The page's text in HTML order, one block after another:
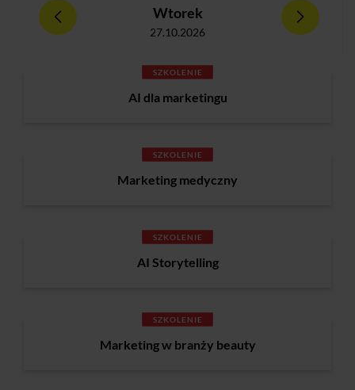
Wtorek
27.10.2026
SZKOLENIE
AI dla marketingu
SZKOLENIE
Marketing medyczny
SZKOLENIE
AI Storytelling
SZKOLENIE
Marketing w branży beauty